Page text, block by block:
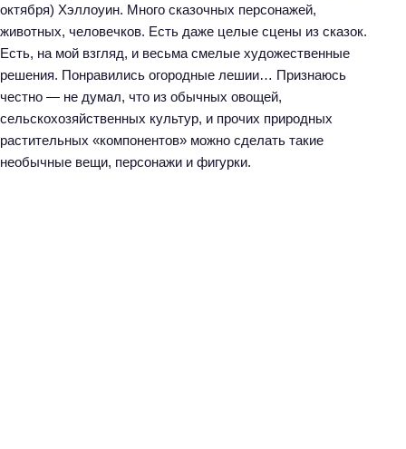
октября) Хэллоуин. Много сказочных персонажей,
животных, человечков. Есть даже целые сцены из сказок.
Есть, на мой взгляд, и весьма смелые художественные
решения. Понравились огородные лешии… Признаюсь
честно — не думал, что из обычных овощей,
сельскохозяйственных культур, и прочих природных
растительных «компонентов» можно сделать такие
необычные вещи, персонажи и фигурки.